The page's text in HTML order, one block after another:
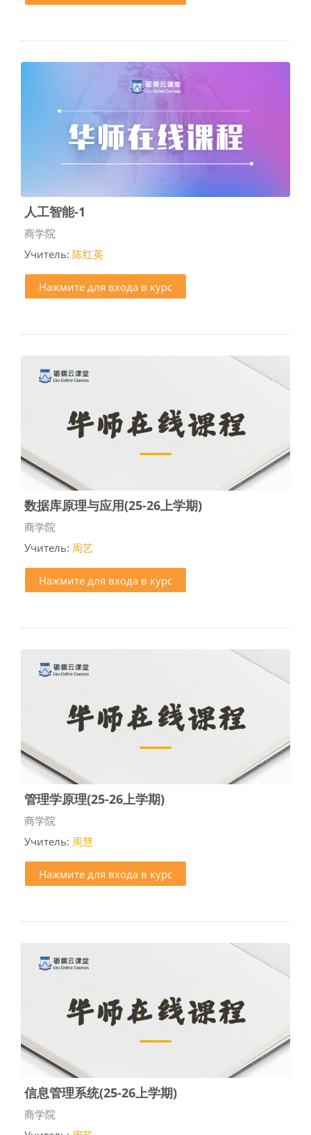
人工智能-1
Категория курса
商学院
Учитель: 陈红英
Нажмите для входа в курс
数据库原理与应用(25-26上学期)
Категория курса
商学院
Учитель: 周艺
Нажмите для входа в курс
管理学原理(25-26上学期)
Категория курса
商学院
Учитель: 周慧
Нажмите для входа в курс
信息管理系统(25-26上学期)
Категория курса
商学院